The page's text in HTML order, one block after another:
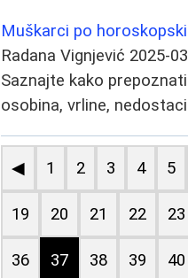
Muškarci po
Radana Vignjević 2025-
Saznajte kako
osobina, vrline,
◀ 1 2 3 4 5
19 20 21 22 23
36 37 38 39 40